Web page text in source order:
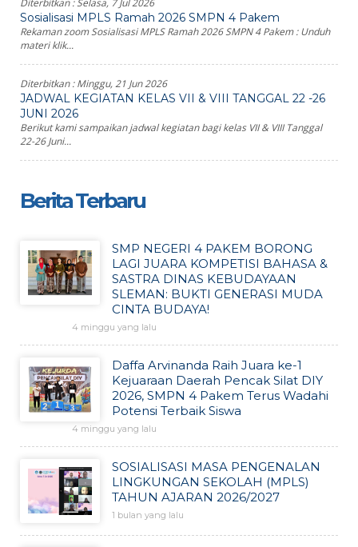
Diterbitkan :Selasa, 7 Jul 2026
Sosialisasi MPLS Ramah 2026 SMPN 4 Pakem
Rekaman zoom Sosialisasi MPLS Ramah 2026 SMPN 4 Pakem : Unduh
materi klik...
Diterbitkan :Minggu, 21 Jun 2026
JADWAL KEGIATAN KELAS VII & VIII TANGGAL 22 -26
JUNI 2026
Berikut kami sampaikan jadwal kegiatan bagi kelas VII & VIII Tanggal
22-26 Juni...
Berita Terbaru
SMP NEGERI 4 PAKEM BORONG
LAGI JUARA KOMPETISI BAHASA &
SASTRA DINAS KEBUDAYAAN
SLEMAN: BUKTI GENERASI MUDA
CINTA BUDAYA!
4 minggu yang lalu
Daffa Arvinanda Raih Juara ke-1
Kejuaraan Daerah Pencak Silat DIY
2026, SMPN 4 Pakem Terus Wadahi
Potensi Terbaik Siswa
4 minggu yang lalu
SOSIALISASI MASA PENGENALAN
LINGKUNGAN SEKOLAH (MPLS)
TAHUN AJARAN 2026/2027
1 bulan yang lalu